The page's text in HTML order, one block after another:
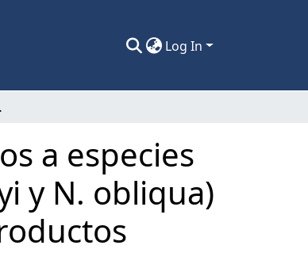
Log In
con actividad antimicrobiana
a especies
y N. obliqua)